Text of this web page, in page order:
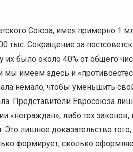
Союза, имея примерно 1
тыс. Сокращение за
их было около 40% от общего
мы имеем здесь и
немало, чтобы уменьшить
Представители Евросоюза
«неграждан», либо тех
лишнее доказательство
формирует, сколько